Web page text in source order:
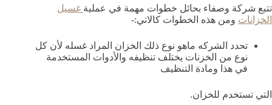
تتبع شركة وصفاء بحائل خطوات مهمة في عملية غسيل
الخزانات ومن هذه الخطوات كالاتي:-
تحدد الشركه ماهو نوع ذلك الخزان المراد غسله لأن كل
نوع من الخزنات يختلف تنظيفه والأدوات المستخدمة
في هذا ومادة التنظيف
التي تستخدم للخزان.